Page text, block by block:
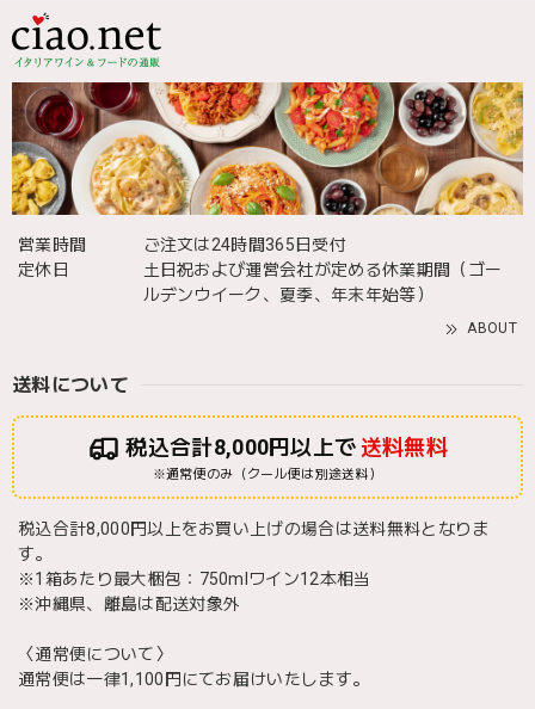
営業時間
ご注文は24時間365日受付
定休日
土日祝および運営会社が定める休業期間（ゴー
ルデンウイーク、夏季、年末年始等）
ABOUT
送料について
税込合計8,000円以上で送料無料
※通常便のみ（クール便は別途送料）
税込合計8,000円以上をお買い上げの場合は送料無料となりま
す。
※1箱あたり最大梱包：750mlワイン12本相当
※沖縄県、離島は配送対象外
〈通常便について〉
通常便は一律1,100円にてお届けいたします。